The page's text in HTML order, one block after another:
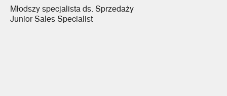
Młodszy specjalista ds. Sprzedaży
Junior Sales Specialist